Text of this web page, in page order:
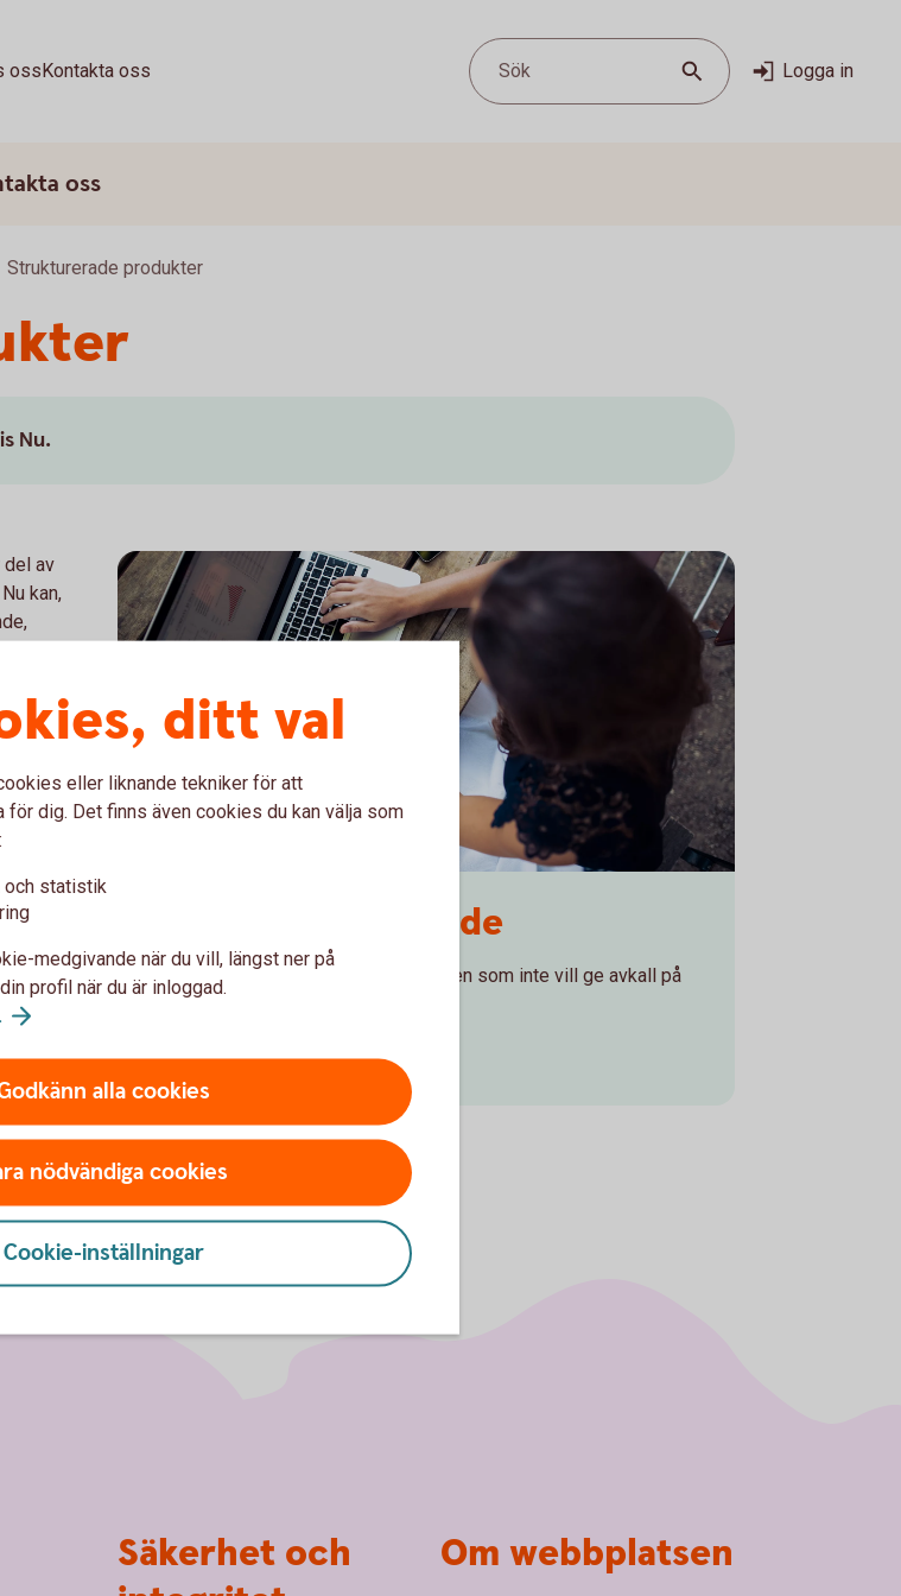
ossKontakta oss Sök Logga in
oss
Strukturerade produkter
Nu.
del av
kan,
en
eller
Blogg Strukturerade
Bloggen för den försiktige investeraren som inte vill ge avkall på
möjligheten.
Blogg Struktureradeprodukter
ditt val
eller liknande tekniker för att
dig. Det finns även cookies du kan välja som
och statistik
medgivande när du vill, längst ner på
profil när du är inloggad.
.
alla cookies
nödvändiga cookies
Cookie-inställningar
Säkerhet och
Om webbplatsen